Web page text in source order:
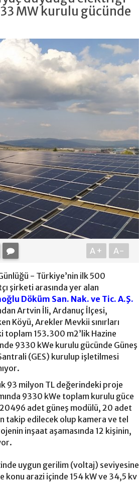
MW kurulu gücünde
A+ A-
- Türkiye’nin ilk 500
şirketi arasında yer alan
Döküm San. Nak. ve Tic. A.Ş.
Artvin İli, Ardanuç İlçesi,
Köyü, Arekler Mevkii sınırları
toplam 153.300 m2’lik Hazine
9330 kWe kurulu gücünde Güneş
(GES) kurulup işletilmesi
93 milyon TL değerindeki proje
9330 kWe toplam kurulu güce
adet güneş modülü, 20 adet
takip edilecek olup kamera ve tel
inşaat aşamasında 12 kişinin,
uygun gerilim (voltaj) seviyesine
arazi içinde 154 kW ve 34,5 kv